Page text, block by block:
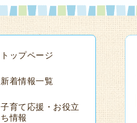
トップページ
新着情報一覧
子育て応援・お役立
ち情報